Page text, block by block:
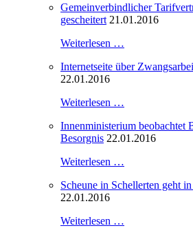
Gemeinverbindlicher
gescheitert 21.01.2016
Weiterlesen …
Internetseite über
22.01.2016
Weiterlesen …
Innenministerium beobachtet
Besorgnis 22.01.2016
Weiterlesen …
Scheune in Schellerten geht
22.01.2016
Weiterlesen …